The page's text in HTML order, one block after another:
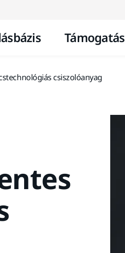
Támogatás
csiszolóanyag